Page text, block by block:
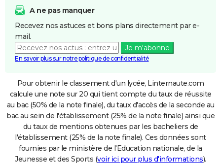
A ne pas manquer
Recevez nos astuces et bons plans directement par e-
mail.
Je m'abonne
En savoir plus sur notre politique de confidentialité
Pour obtenir le classement d'un lycée, Linternaute.com
calcule une note sur 20 qui tient compte du taux de réussite
au bac (50% de la note finale), du taux d'accès de la seconde au
bac au sein de l'établissement (25% de la note finale) ainsi que
du taux de mentions obtenues par les bacheliers de
l'établissement (25% de la note finale). Ces données sont
fournies par le ministère de l'Education nationale, de la
Jeunesse et des Sports (voir ici pour plus d'informations).